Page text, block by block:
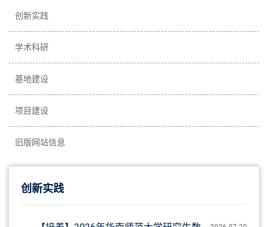
创新实践
学术科研
基地建设
项目建设
旧版网站信息
创新实践